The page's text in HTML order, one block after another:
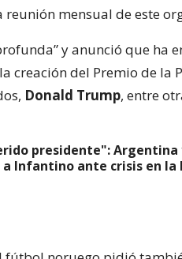
reunión mensual de este
y anunció que ha
creación del Premio de la
Donald Trump, entre
presidente": Argentina
a Infantino ante crisis en la